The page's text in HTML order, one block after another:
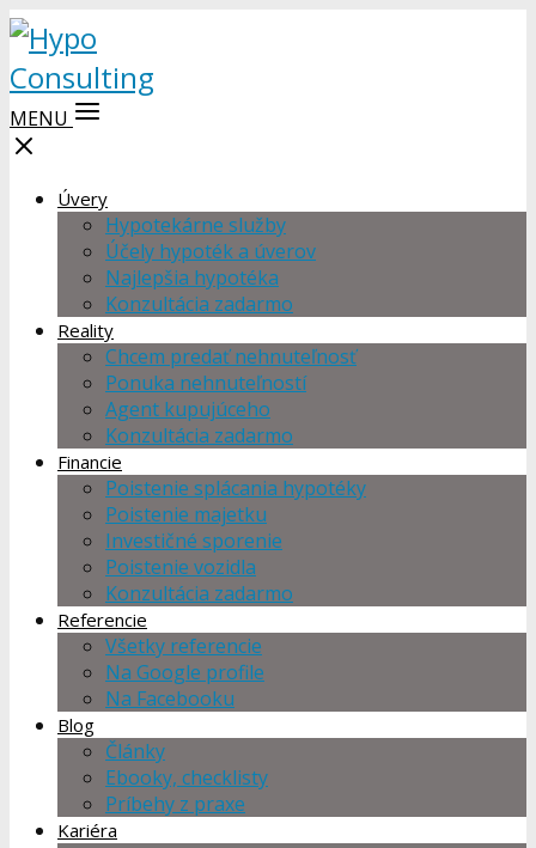
MENU
Úvery
Hypotekárne služby
Účely hypoték a úverov
Najlepšia hypotéka
Konzultácia zadarmo
Reality
Chcem predať nehnuteľnosť
Ponuka nehnuteľností
Agent kupujúceho
Konzultácia zadarmo
Financie
Poistenie splácania hypotéky
Poistenie majetku
Investičné sporenie
Poistenie vozidla
Konzultácia zadarmo
Referencie
Všetky referencie
Na Google profile
Na Facebooku
Blog
Články
Ebooky, checklisty
Príbehy z praxe
Kariéra